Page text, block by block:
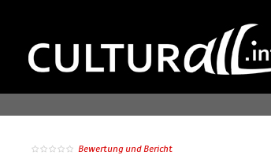
Bewertung und Bericht